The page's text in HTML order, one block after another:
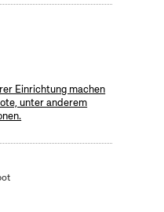
Einrichtung machen
unter anderem